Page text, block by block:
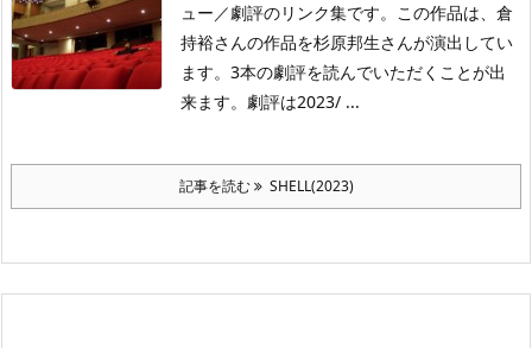
ュー／劇評のリンク集です。この作品は、倉
持裕さんの作品を杉原邦生さんが演出してい
ます。3本の劇評を読んでいただくことが出
来ます。劇評は2023/ ...
記事を読む SHELL(2023)